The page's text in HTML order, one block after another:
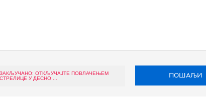
ЗАКЉУЧАНО: ОТКЉУЧАЈТЕ ПОВЛАЧЕЊЕМ
СТРЕЛИЦЕ У ДЕСНО ...
ПОШАЉИ